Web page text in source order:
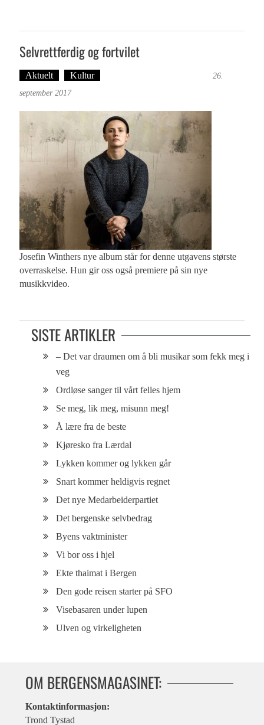
Selvrettferdig og fortvilet
Aktuelt Kultur
26.
september 2017
Josefin Winthers nye album står for denne utgavens største
overraskelse. Hun gir oss også premiere på sin nye
musikkvideo.
SISTE ARTIKLER
– Det var draumen om å bli musikar som fekk meg i
veg
Ordløse sanger til vårt felles hjem
Se meg, lik meg, misunn meg!
Å lære fra de beste
Kjøresko fra Lærdal
Lykken kommer og lykken går
Snart kommer heldigvis regnet
Det nye Medarbeiderpartiet
Det bergenske selvbedrag
Byens vaktminister
Vi bor oss i hjel
Ekte thaimat i Bergen
Den gode reisen starter på SFO
Visebasaren under lupen
Ulven og virkeligheten
OM BERGENSMAGASINET:
Kontaktinformasjon:
Trond Tystad